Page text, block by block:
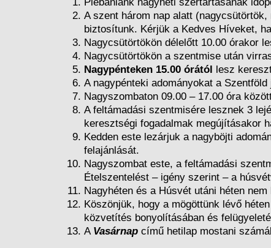
A szent három nap alatt
biztosítunk. Kérjük a Kedves Híveket,
Nagycsütörtökön délelőtt 10.00 órakor
Nagycsütörtökön a szentmise után
Nagypénteken 15.00 órától lesz
A nagypénteki adományokat a
Nagyszombaton 09.00 – 17.00 óra
A feltámadási szentmisére lesznek 3
keresztségi fogadalmak megújításakor
Kedden este lezárjuk a nagyböjti
felajánlását.
Nagyszombat este, a feltámadási
Ételszentelést – igény szerint – a
Nagyhéten és a Húsvét utáni héten
Köszönjük, hogy a mögöttünk lévő
közvetítés bonyolításában és
A Vasárnap című hetilap mostani